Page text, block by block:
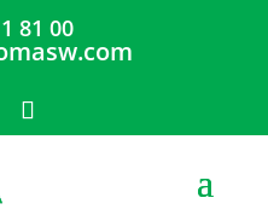
81 00